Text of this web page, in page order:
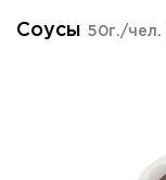
Соусы 50г./чел.